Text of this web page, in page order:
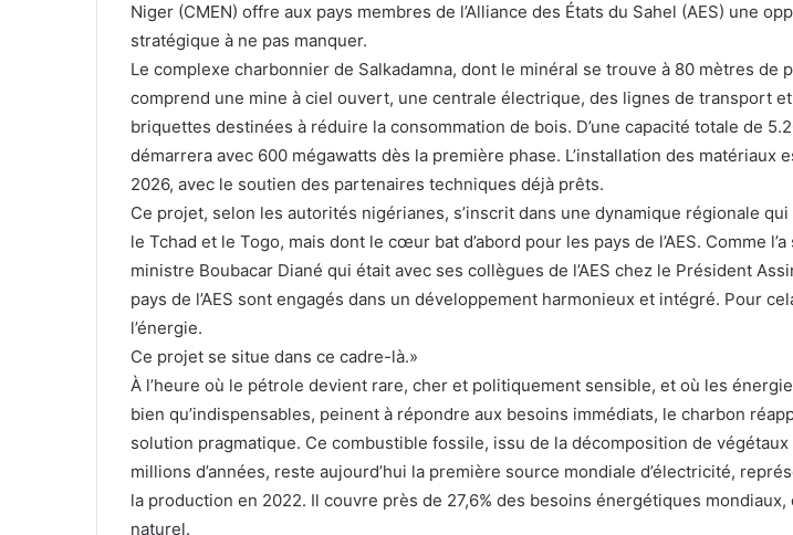
Niger (CMEN) offre aux pays membres de l’Alliance des États du Sahel (AES) une
stratégique à ne pas manquer.
Le complexe charbonnier de Salkadamna, dont le minéral se trouve à 80 mètres de
comprend une mine à ciel ouvert, une centrale électrique, des lignes de transport
briquettes destinées à réduire la consommation de bois. D’une capacité totale de
démarrera avec 600 mégawatts dès la première phase. L’installation des matériaux
2026, avec le soutien des partenaires techniques déjà prêts.
Ce projet, selon les autorités nigérianes, s’inscrit dans une dynamique régionale
le Tchad et le Togo, mais dont le cœur bat d’abord pour les pays de l’AES. Comme
ministre Boubacar Diané qui était avec ses collègues de l’AES chez le Président
pays de l’AES sont engagés dans un développement harmonieux et intégré. Pour
l’énergie.
Ce projet se situe dans ce cadre-là.»
À l’heure où le pétrole devient rare, cher et politiquement sensible, et où les
bien qu’indispensables, peinent à répondre aux besoins immédiats, le charbon
solution pragmatique. Ce combustible fossile, issu de la décomposition de
millions d’années, reste aujourd’hui la première source mondiale d’électricité,
la production en 2022. Il couvre près de 27,6% des besoins énergétiques mondiaux,
naturel.